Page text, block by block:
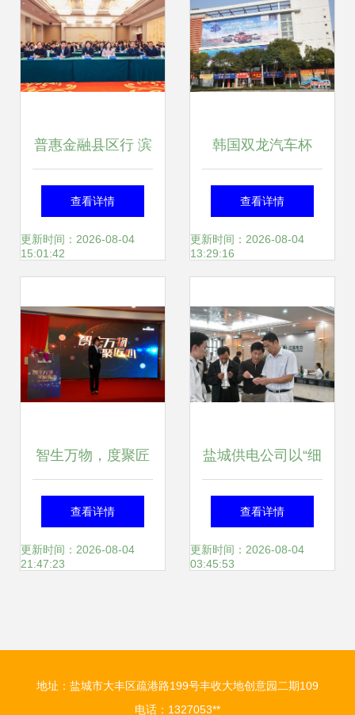
纪实
普惠金融县区行 滨
海专场正式启动 盐
城深化金融服务乡
查看详情
更新时间：2026-08-04
15:01:42
韩国双龙汽车杯
3·15车展宣传攻略
强势启动，盐城推
查看详情
更新时间：2026-08-04
13:29:16
智生万物，度聚匠
心——盐城思科
2017年新春首场客
查看详情
更新时间：2026-08-04
21:47:23
盐城供电公司以“细
致服务”为抓手，全
面提升现场推广服
查看详情
更新时间：2026-08-04
03:45:53
地址：盐城市大丰区疏港路199号丰收大地创意园二期109
电话：1327053**